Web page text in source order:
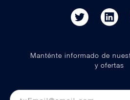
Manténte informado de
y ofertas